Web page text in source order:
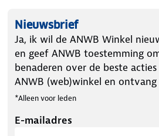
Nieuwsbrief
Ja, ik wil de ANWB Winkel
en geef ANWB toestemming
benaderen over de beste
ANWB (web)winkel en ontvang
*Alleen voor leden
E-mailadres